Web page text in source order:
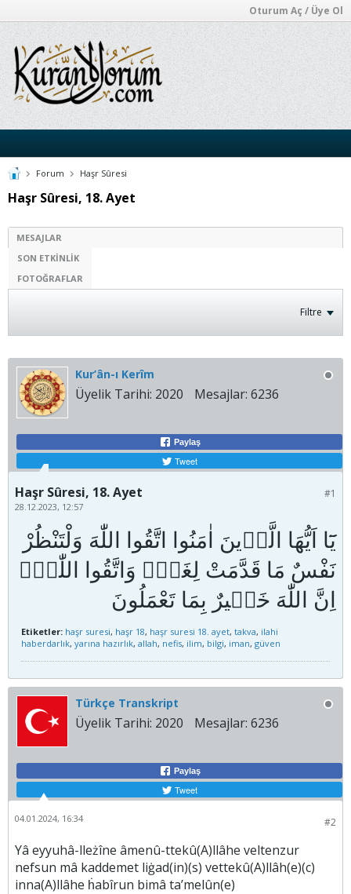
Oturum Aç / Üye Ol
Forum Haşr Sûresi
Haşr Sûresi, 18. Ayet
MESAJLAR
SON ETKINLIK
FOTOĞRAFLAR
Filtre
Kur’ân-ı Kerîm
Üyelik Tarihi: 2020 Mesajlar: 6236
Paylaş
Tweet
#1
Haşr Sûresi, 18. Ayet
28.12.2023, 12:57
يَٓا اَيُّهَا الَّذ۪ينَ اٰمَنُوا اتَّقُوا اللّٰهَ وَلْتَنْظُرْ
نَفْسٌ مَا قَدَّمَتْ لِغَدٍۚ وَاتَّقُوا اللّٰهَۜ
Etiketler: haşr suresi, haşr 18, haşr suresi 18. ayet, takva, ilahi
haberdarlık, yarına hazırlık, allah, nefis, ilim, bilgi, iman, güven
Türkçe Transkript
Üyelik Tarihi: 2020 Mesajlar: 6236
Paylaş
Tweet
#2
04.01.2024, 16:34
Yâ eyyuhâ-lleżîne âmenû-ttekû(A)llâhe veltenzur
nefsun mâ kaddemet liġad(in)(s) vettekû(A)llâh(e)(c)
inna(A)llâhe ḣabîrun bimâ ta’melûn(e)